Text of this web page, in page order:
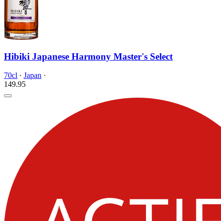
Hibiki Japanese Harmony Master's Select
70cl · Japan ·
149.95